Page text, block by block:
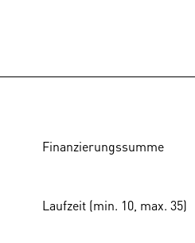
Finanzierungssumme
Laufzeit (min. 10, max. 35)